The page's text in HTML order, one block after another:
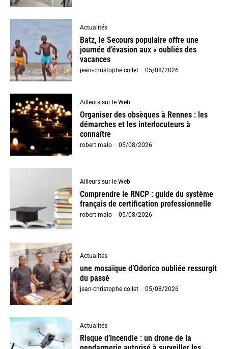
Actualités
Batz, le Secours populaire offre une
journée d’évasion aux « oubliés des
vacances
jean-christophe collet - 05/08/2026
Ailleurs sur le Web
Organiser des obsèques à Rennes : les
démarches et les interlocuteurs à
connaître
robert malo - 05/08/2026
Ailleurs sur le Web
Comprendre le RNCP : guide du système
français de certification professionnelle
robert malo - 05/08/2026
Actualités
une mosaïque d’Odorico oubliée ressurgit
du passé
jean-christophe collet - 05/08/2026
Actualités
Risque d’incendie : un drone de la